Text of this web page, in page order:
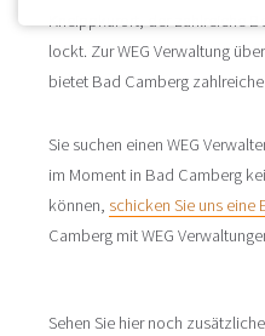
Kneippkurort, der zahlreiche
lockt. Zur WEG Verwaltung
bietet Bad Camberg
Sie suchen einen WEG
im Moment in Bad Camberg
können, schicken Sie uns eine
Camberg mit WEG
Sehen Sie hier noch